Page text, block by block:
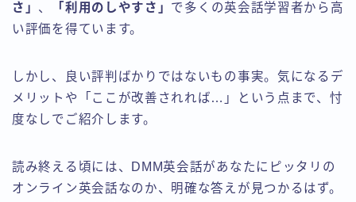
さ」 、 「利用のしやすさ」 で多くの英会話学習者から高
い評価を得ています。
しかし、良い評判ばかりではないもの事実。気になるデ
メリットや「ここが改善されれば…」という点まで、忖
度なしでご紹介します。
読み終える頃には、DMM英会話があなたにピッタリの
オンライン英会話なのか、明確な答えが見つかるはず。